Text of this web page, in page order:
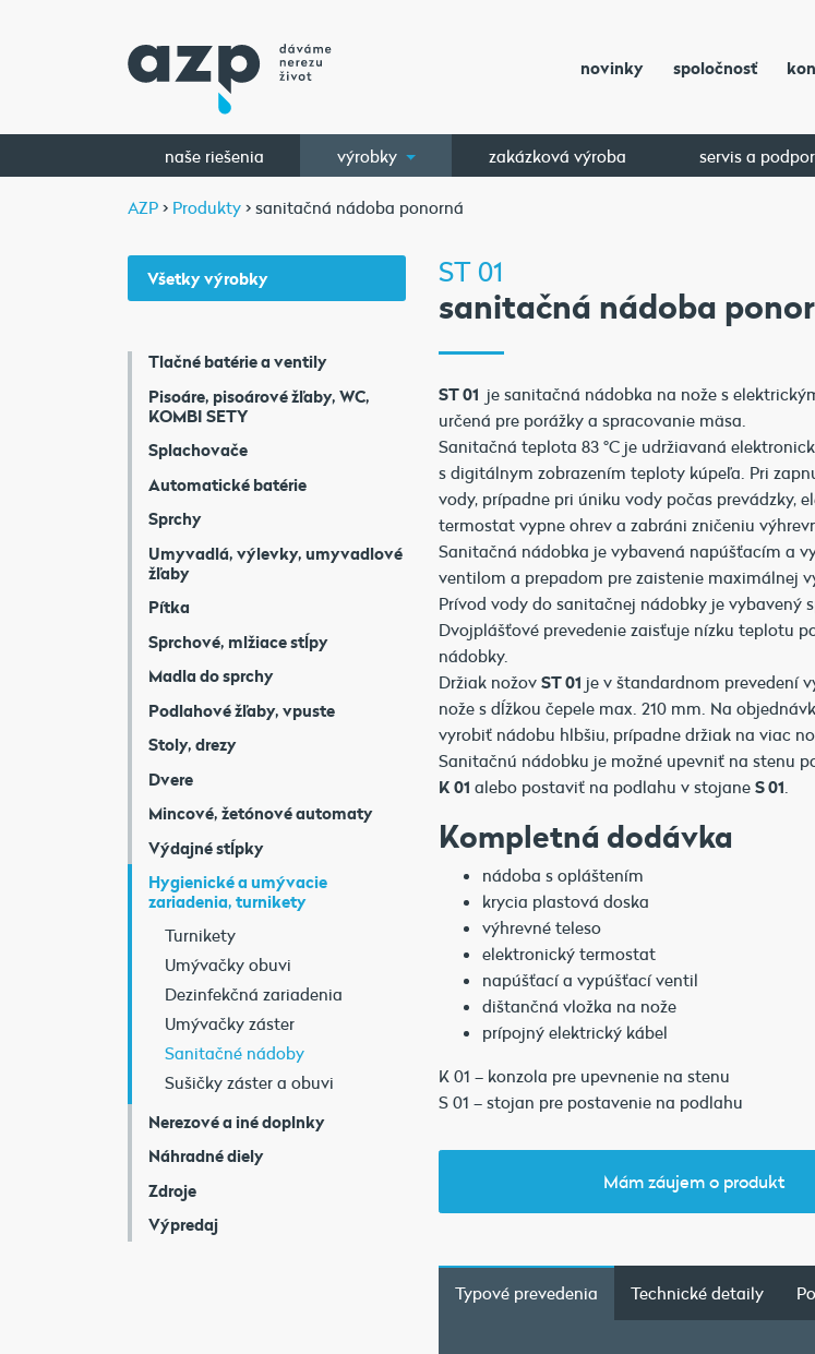
novinky spoločnosť
naše riešenia výrobky zakázková výroba servis a
AZP > Produkty > sanitačná nádoba ponorná
Všetky výrobky
Tlačné batérie a ventily
Pisoáre, pisoárové žľaby, WC,
KOMBI SETY
Splachovače
Automatické batérie
Sprchy
Umyvadlá, výlevky, umyvadlové
žľaby
Pítka
Sprchové, mlžiace stĺpy
Madla do sprchy
Podlahové žľaby, vpuste
Stoly, drezy
Dvere
Mincové, žetónové automaty
Výdajné stĺpky
Hygienické a umývacie
zariadenia, turnikety
Turnikety
Umývačky obuvi
Dezinfekčná zariadenia
Umývačky záster
Sanitačné nádoby
Sušičky záster a obuvi
Nerezové a iné doplnky
Náhradné diely
Zdroje
Výpredaj
ST 01
sanitačná nádoba
ST 01 je sanitačná nádobka na nože s
určená pre porážky a spracovanie mäsa.
Sanitačná teplota 83 °C je udržiavaná
s digitálnym zobrazením teploty kúpeľa. Pri
vody, prípadne pri úniku vody počas prevádzky,
termostat vypne ohrev a zabráni zničeniu
Sanitačná nádobka je vybavená napúšťacím a
ventilom a prepadom pre zaistenie maximálnej
Prívod vody do sanitačnej nádobky je vybavený
Dvojplášťové prevedenie zaisťuje nízku teplotu
nádobky.
Držiak nožov ST 01 je v štandardnom prevedení
nože s dĺžkou čepele max. 210 mm. Na
vyrobiť nádobu hlbšiu, prípadne držiak na viac
Sanitačnú nádobku je možné upevniť na stenu
K 01 alebo postaviť na podlahu v stojane S 01.
Kompletná dodávka
nádoba s opláštením
krycia plastová doska
výhrevné teleso
elektronický termostat
napúšťací a vypúšťací ventil
dištančná vložka na nože
prípojný elektrický kábel
K 01 – konzola pre upevnenie na stenu
S 01 – stojan pre postavenie na podlahu
Mám záujem o produkt
Typové prevedenia Technické detaily